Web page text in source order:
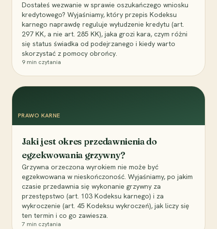
Dostałeś wezwanie w sprawie oszukańczego wniosku
kredytowego? Wyjaśniamy, który przepis Kodeksu
karnego naprawdę reguluje wyłudzenie kredytu (art.
297 KK, a nie art. 285 KK), jaka grozi kara, czym różni
się status świadka od podejrzanego i kiedy warto
skorzystać z pomocy obrońcy.
9 min czytania
PRAWO KARNE
Jaki jest okres przedawnienia do
egzekwowania grzywny?
Grzywna orzeczona wyrokiem nie może być
egzekwowana w nieskończoność. Wyjaśniamy, po jakim
czasie przedawnia się wykonanie grzywny za
przestępstwo (art. 103 Kodeksu karnego) i za
wykroczenie (art. 45 Kodeksu wykroczeń), jak liczy się
ten termin i co go zawiesza.
7 min czytania